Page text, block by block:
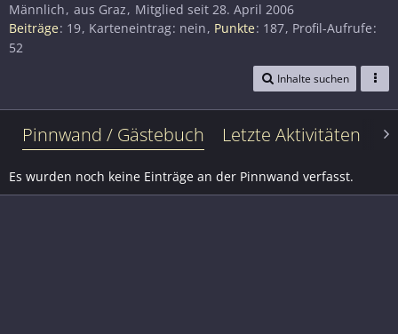
Männlich aus Graz
Mitglied seit 28. April 2006
Beiträge 19 Karteneintrag nein Punkte 187 Profil-Aufrufe
52
Inhalte suchen
Pinnwand / Gästebuch Letzte Aktivitäten
Es wurden noch keine Einträge an der Pinnwand verfasst.